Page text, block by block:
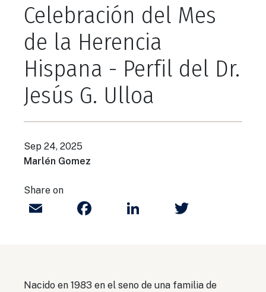
Celebración del Mes
de la Herencia
Hispana - Perfil del Dr.
Jesús G. Ulloa
Sep 24, 2025
Marlén Gomez
Share on
Email FacebookLinkedIn
Nacido en 1983 en el seno de una familia de